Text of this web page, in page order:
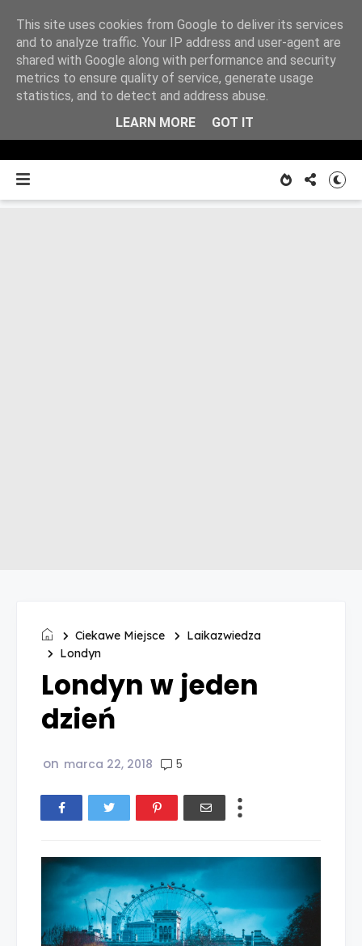
Z
notatnika
O MNIE
Ciekawe Miejsce
Laikazwiedza
Londyn
Londyn w jeden
dzień
on marca 22, 2018 5
This site uses cookies from Google to deliver its services
and to analyze traffic. Your IP address and user-agent are
shared with Google along with performance and security
metrics to ensure quality of service, generate usage
statistics, and to detect and address abuse.
LEARN MORE
GOT IT